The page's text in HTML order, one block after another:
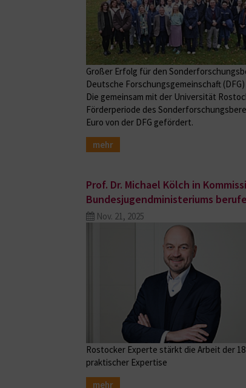
Großer Erfolg für den
Deutsche Forschungsgemeinschaft
Die gemeinsam mit der Universität
Förderperiode des
Euro von der DFG gefördert.
mehr
Prof. Dr. Michael Kölch in
Bundesjugendministeriums
Nov. 21, 2025
Rostocker Experte stärkt die Arbeit der
praktischer Expertise
mehr